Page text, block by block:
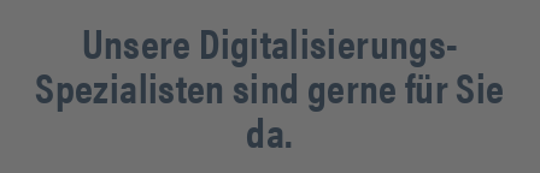
Unsere Digitalisierungs-
Spezialisten sind gerne für Sie
da.